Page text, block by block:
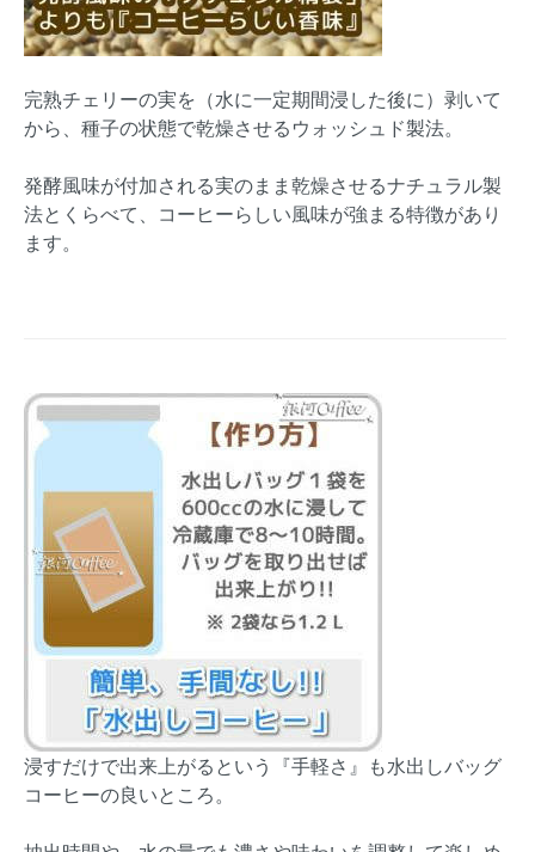
完熟チェリーの実を（水に一定期間浸した後に）剥いて
から、種子の状態で乾燥させるウォッシュド製法。
発酵風味が付加される実のまま乾燥させるナチュラル製
法とくらべて、コーヒーらしい風味が強まる特徴があり
ます。
浸すだけで出来上がるという『手軽さ』も水出しバッグ
コーヒーの良いところ。